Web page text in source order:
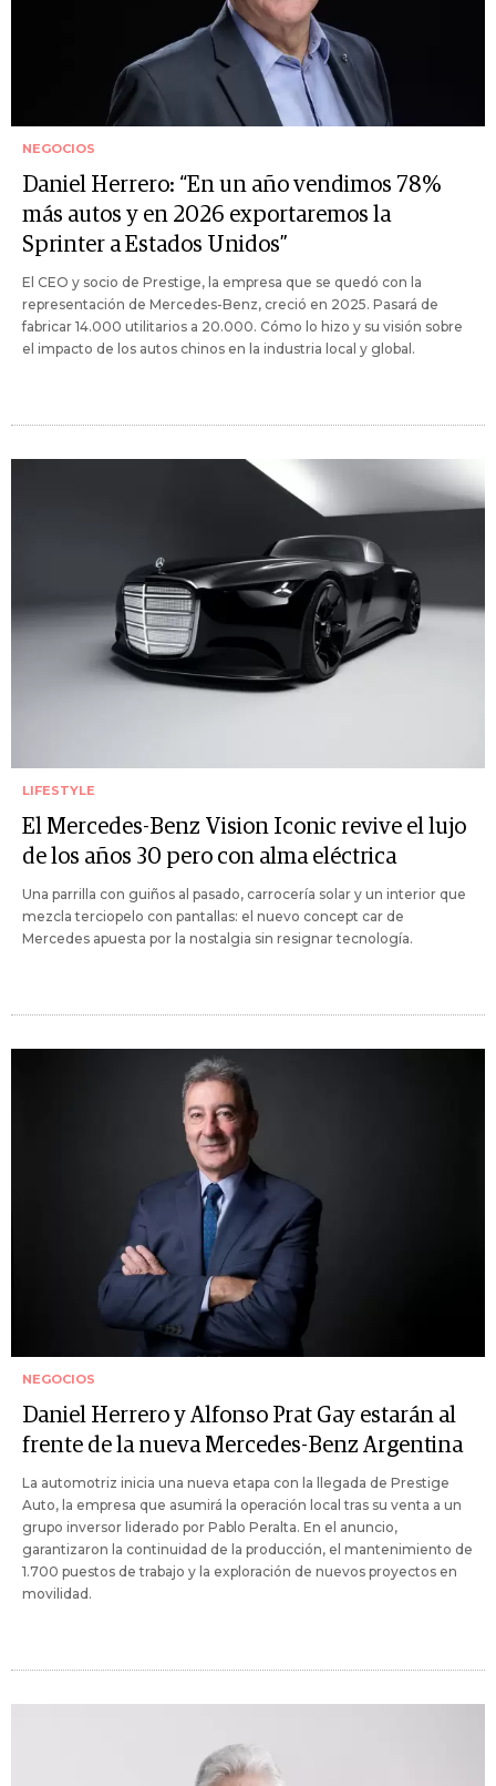
NEGOCIOS
Daniel Herrero: “En un año vendimos 78%
más autos y en 2026 exportaremos la
Sprinter a Estados Unidos”
El CEO y socio de Prestige, la empresa que se quedó con la
representación de Mercedes-Benz, creció en 2025. Pasará de
fabricar 14.000 utilitarios a 20.000. Cómo lo hizo y su visión sobre
el impacto de los autos chinos en la industria local y global.
LIFESTYLE
El Mercedes-Benz Vision Iconic revive el lujo
de los años 30 pero con alma eléctrica
Una parrilla con guiños al pasado, carrocería solar y un interior que
mezcla terciopelo con pantallas: el nuevo concept car de
Mercedes apuesta por la nostalgia sin resignar tecnología.
NEGOCIOS
Daniel Herrero y Alfonso Prat Gay estarán al
frente de la nueva Mercedes-Benz Argentina
La automotriz inicia una nueva etapa con la llegada de Prestige
Auto, la empresa que asumirá la operación local tras su venta a un
grupo inversor liderado por Pablo Peralta. En el anuncio,
garantizaron la continuidad de la producción, el mantenimiento de
1.700 puestos de trabajo y la exploración de nuevos proyectos en
movilidad.